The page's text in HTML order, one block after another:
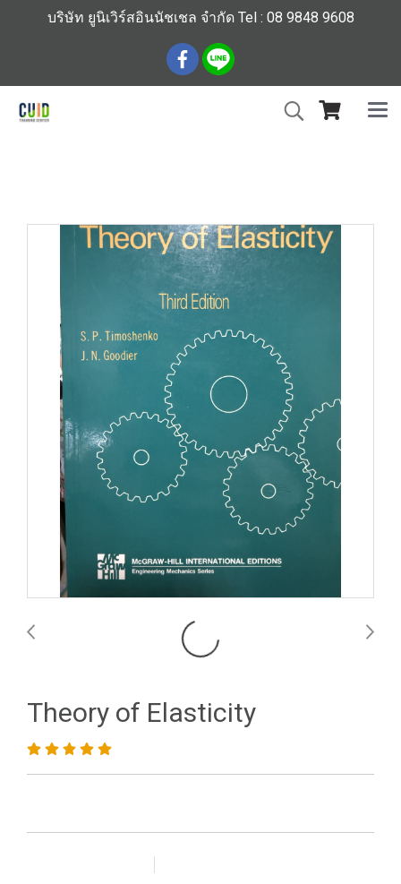
บริษัท ยูนิเวิร์สอินนัชเชล จำกัด Tel : 08 9848 9608
Theory of Elasticity